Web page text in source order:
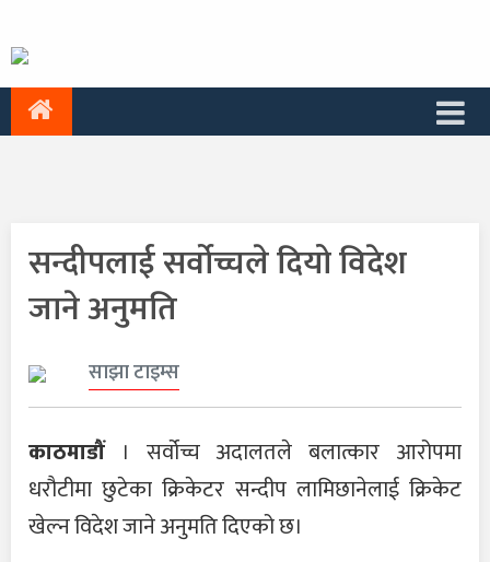
सन्दीपलाई सर्वोच्चले दियो विदेश
जाने अनुमति
साझा टाइम्स
काठमाडौं । सर्वोच्च अदालतले बलात्कार आरोपमा
धरौटीमा छुटेका क्रिकेटर सन्दीप लामिछानेलाई क्रिकेट
खेल्न विदेश जाने अनुमति दिएको छ।